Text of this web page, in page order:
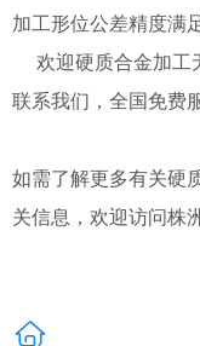
加工形位公差精度满
欢迎硬质合金加工
联系我们，全国免费
如需了解更多有关硬
关信息，欢迎访问株